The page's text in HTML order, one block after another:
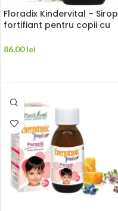
Floradix Kindervital – Sirop
fortifiant pentru copii cu
Salus
86.00lei